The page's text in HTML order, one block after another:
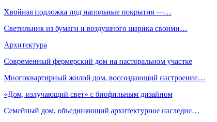
Хвойная подложка под напольные покрытия —…
Светильник из бумаги и воздушного шарика своими…
Архитектура
Современный фермерский дом на пасторальном участке
Многоквартирный жилой дом, воссоздающий настроение…
«Дом, излучающий свет» с биофильным дизайном
Семейный дом, объединяющий архитектурное наследие…